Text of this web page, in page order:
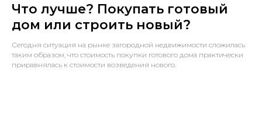
Что лучше? Покупать готовый
дом или строить новый?
Сегодня ситуация на рынке загородной недвижимости сложилась
таким образом, что стоимость покупки готового дома практически
приравнялась к стоимости возведения нового.